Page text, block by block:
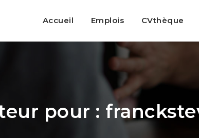
Accueil Emplois CVthèque
pour :